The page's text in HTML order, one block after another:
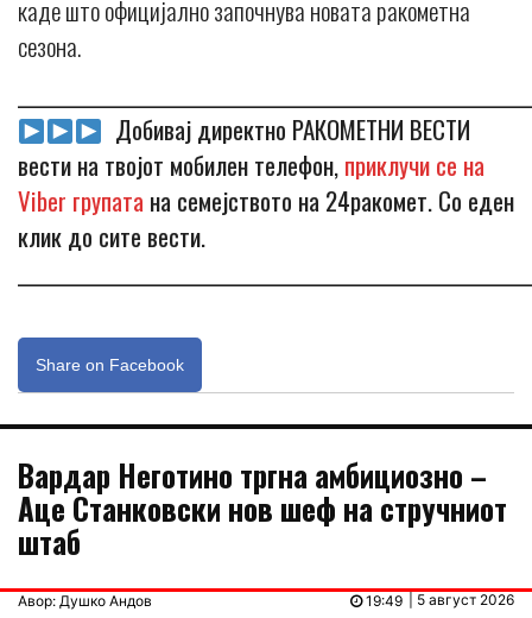
каде што официјално започнува новата ракометна
сезона.
Добивај директно РАКОМЕТНИ ВЕСТИ
вести на твојот мобилен телефон,приклучи се на
Viber групата на семејството на 24ракомет. Со еден
клик до сите вести.
Share on Facebook
Вардар Неготино тргна амбициозно –
Аце Станковски нов шеф на стручниот
штаб
Авор: Душко Андов | 5 август 2026
19:49